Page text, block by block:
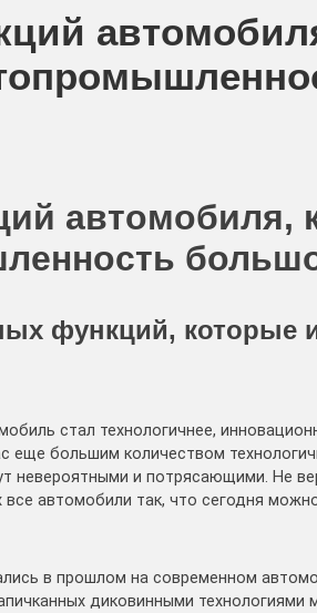
автомобиля,
функций, которые
стал технологичнее,
большим количеством
невероятными и потрясающими. Не
все автомобили так, что сегодня
в прошлом на современном
диковинными технологиями